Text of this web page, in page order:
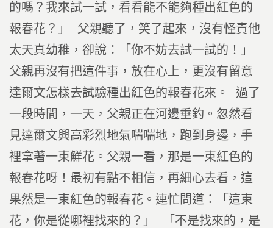
的嗎？我來試一試，看看能不能夠種出紅色的
報春花？」 父親聽了，笑了起來，沒有怪責他
太天真幼稚，卻說：「你不妨去試一試的！」
父親再沒有把這件事，放在心上，更沒有留意
達爾文怎樣去試驗種出紅色的報春花來。 過了
一段時間，一天，父親正在河邊垂釣。忽然看
見達爾文興高彩烈地氣喘喘地，跑到身邊，手
裡拿著一束鮮花。父親一看，那是一束紅色的
報春花呀！最初有點不相信，再細心去看，這
果然是一束紅色的報春花。連忙問道：「這束
花，你是從哪裡找來的？」 「不是找來的，是